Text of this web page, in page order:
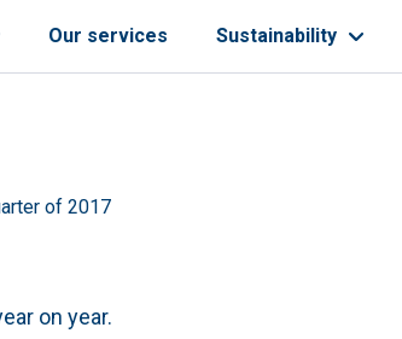
Our services Sustainability
of 2017
on year.